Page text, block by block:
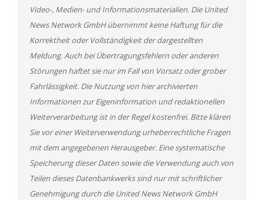
Video-, Medien- und Informationsmaterialien. Die United
News Network GmbH übernimmt keine Haftung für die
Korrektheit oder Vollständigkeit der dargestellten
Meldung. Auch bei Übertragungsfehlern oder anderen
Störungen haftet sie nur im Fall von Vorsatz oder grober
Fahrlässigkeit. Die Nutzung von hier archivierten
Informationen zur Eigeninformation und redaktionellen
Weiterverarbeitung ist in der Regel kostenfrei. Bitte klären
Sie vor einer Weiterverwendung urheberrechtliche Fragen
mit dem angegebenen Herausgeber. Eine systematische
Speicherung dieser Daten sowie die Verwendung auch von
Teilen dieses Datenbankwerks sind nur mit schriftlicher
Genehmigung durch die United News Network GmbH